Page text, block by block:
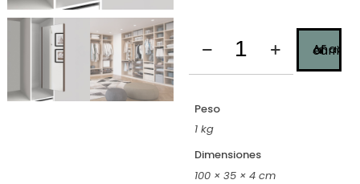
Añadir al carrito
Peso
1 kg
Dimensiones
100 × 35 × 4 cm